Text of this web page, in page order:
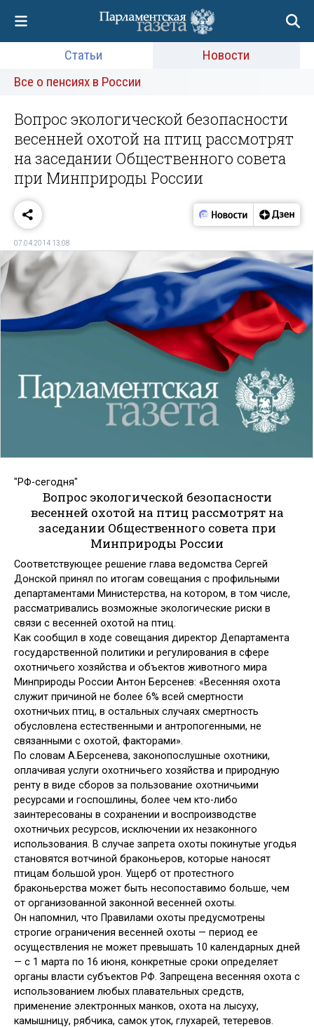
Статьи
Новости
Все о пенсиях в России
Вопрос экологической безопасности
весенней охотой на птиц рассмотрят
на заседании Общественного совета
при Минприроды России
07.04.2014 13:08
"РФ-сегодня"
Вопрос экологической безопасности
весенней охотой на птиц рассмотрят на
заседании Общественного совета при
Минприроды России
Соответствующее решение глава ведомства Сергей
Донской принял по итогам совещания с профильными
департаментами Министерства, на котором, в том числе,
рассматривались возможные экологические риски в
связи с весенней охотой на птиц.
Как сообщил в ходе совещания директор Департамента
государственной политики и регулирования в сфере
охотничьего хозяйства и объектов животного мира
Минприроды России Антон Берсенев: «Весенняя охота
служит причиной не более 6% всей смертности
охотничьих птиц, в остальных случаях смертность
обусловлена естественными и антропогенными, не
связанными с охотой, факторами».
По словам А.Берсенева, законопослушные охотники,
оплачивая услуги охотничьего хозяйства и природную
ренту в виде сборов за пользование охотничьими
ресурсами и госпошлины, более чем кто-либо
заинтересованы в сохранении и воспроизводстве
охотничьих ресурсов, исключении их незаконного
использования. В случае запрета охоты покинутые угодья
становятся вотчиной браконьеров, которые наносят
птицам большой урон. Ущерб от протестного
браконьерства может быть несопоставимо больше, чем
от организованной законной весенней охоты.
Он напомнил, что Правилами охоты предусмотрены
строгие ограничения весенней охоты — период ее
осуществления не может превышать 10 календарных дней
— с 1 марта по 16 июня, конкретные сроки определяет
органы власти субъектов РФ. Запрещена весенняя охота с
использованием любых плавательных средств,
применение электронных манков, охота на лысуху,
камышницу, рябчика, самок уток, глухарей, тетеревов.